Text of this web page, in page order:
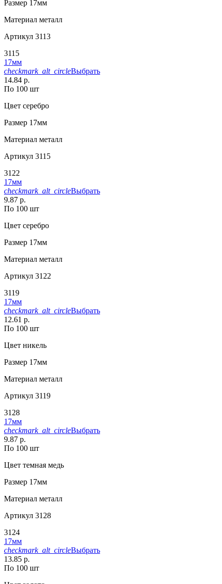
Размер 17мм
Материал металл
Артикул 3113
3115
17мм
checkmark_alt_circleВыбрать
14.84 р.
По 100 шт
Цвет серебро
Размер 17мм
Материал металл
Артикул 3115
3122
17мм
checkmark_alt_circleВыбрать
9.87 р.
По 100 шт
Цвет серебро
Размер 17мм
Материал металл
Артикул 3122
3119
17мм
checkmark_alt_circleВыбрать
12.61 р.
По 100 шт
Цвет никель
Размер 17мм
Материал металл
Артикул 3119
3128
17мм
checkmark_alt_circleВыбрать
9.87 р.
По 100 шт
Цвет темная медь
Размер 17мм
Материал металл
Артикул 3128
3124
17мм
checkmark_alt_circleВыбрать
13.85 р.
По 100 шт